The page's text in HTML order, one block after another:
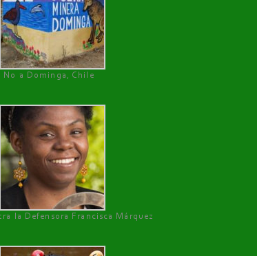
No a Dominga, Chile
la Defensora Francisca Márquez